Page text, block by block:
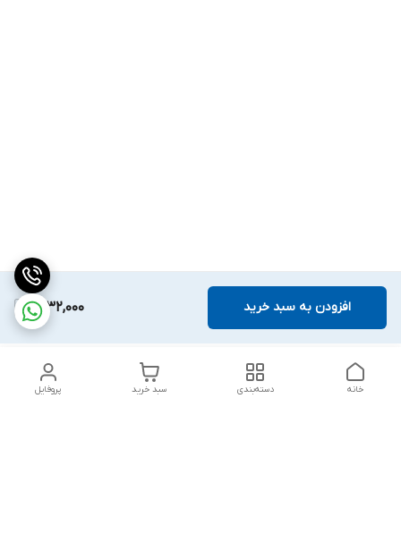
1,632,000 افزودن به سبد خرید
پروفایل سبد خرید دسته‌بندی خانه